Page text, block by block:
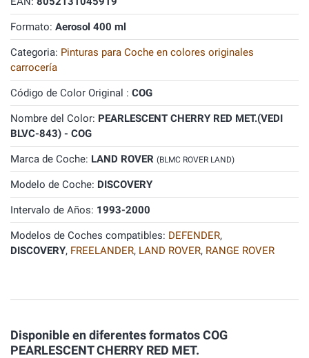
Formato: Aerosol 400 ml
Categoria: Pinturas para Coche en colores originales
carrocería
Código de Color Original : COG
Nombre del Color: PEARLESCENT CHERRY RED MET.(VEDI
BLVC-843) - COG
Marca de Coche: LAND ROVER (BLMC ROVER LAND)
Modelo de Coche: DISCOVERY
Intervalo de Años: 1993-2000
Modelos de Coches compatibles: DEFENDER,
DISCOVERY, FREELANDER, LAND ROVER, RANGE ROVER
Disponible en diferentes formatos COG
PEARLESCENT CHERRY RED MET.